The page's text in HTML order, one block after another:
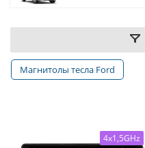
Магнитолы тесла Ford
4x1,5GHz